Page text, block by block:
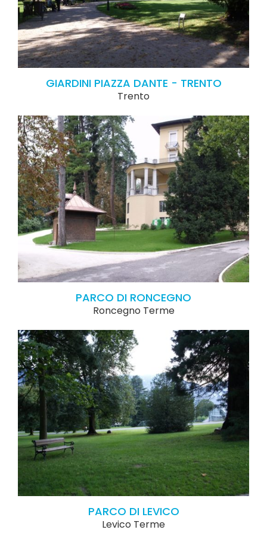
GIARDINI PIAZZA DANTE - TRENTO
Trento
PARCO DI RONCEGNO
Roncegno Terme
PARCO DI LEVICO
Levico Terme